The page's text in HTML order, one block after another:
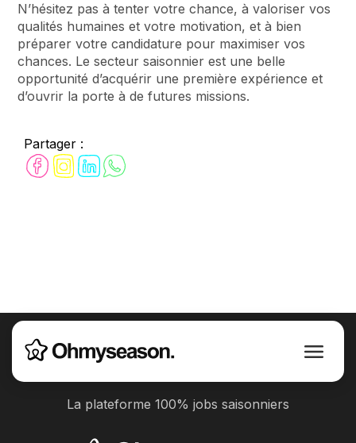
Partager :
N’hésitez pas à tenter votre chance, à valoriser vos
qualités humaines et votre motivation, et à bien
préparer votre candidature pour maximiser vos
chances. Le secteur saisonnier est une belle
opportunité d’acquérir une première expérience et
d’ouvrir la porte à de futures missions.
La plateforme 100% jobs saisonniers